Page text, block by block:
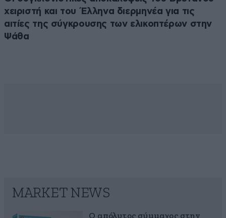
χειριστή και του Έλληνα διερμηνέα για τις
αιτίες της σύγκρουσης των ελικοπτέρων στην
Ψάθα
MARKET NEWS